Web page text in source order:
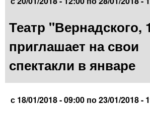
Театр "Вернадского,
приглашает на свои
спектакли в январе
с 18/01/2018 - 09:00 по23/01/2018 -